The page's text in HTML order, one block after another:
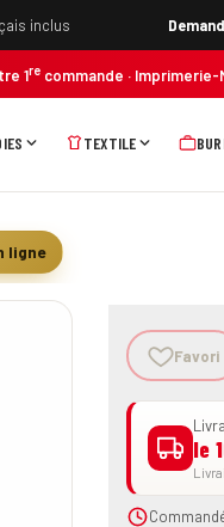
inclus
1recommande ·
TEXTILE
ligne
Favori
le